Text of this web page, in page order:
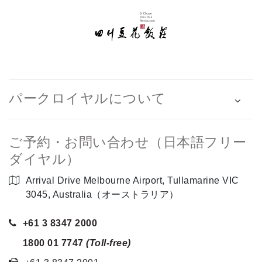
パークロイヤルについて
ご予約・お問い合わせ（日本語フリー
ダイヤル）
Arrival Drive Melbourne Airport, Tullamarine VIC
3045, Australia（オーストラリア）
+61 3 8347 2000
1800 01 7747 (Toll-free)